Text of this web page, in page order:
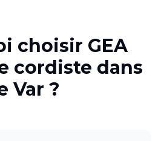
choisir GEA
cordiste dans
Var ?